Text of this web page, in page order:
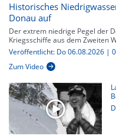
Historisches
Donau auf
Der extrem niedrige Pegel der
Kriegsschiffe aus dem Zweiten
Veröffentlicht: Do 06.08.2026 |
Zum Video